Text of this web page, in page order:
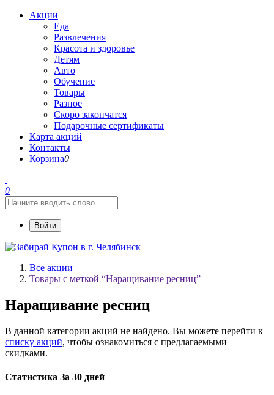
Акции
Еда
Развлечения
Красота и здоровье
Детям
Авто
Обучение
Товары
Разное
Скоро закончатся
Подарочные сертификаты
Карта акций
Контакты
Корзина0
0
Войти
Все акции
Товары с меткой “Наращивание ресниц”
Наращивание ресниц
В данной категории акций не найдено. Вы можете перейти к
списку акций, чтобы ознакомиться с предлагаемыми
скидками.
Статистика За 30 дней